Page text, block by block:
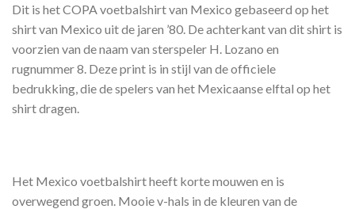
Dit is het COPA voetbalshirt van Mexico gebaseerd op het
shirt van Mexico uit de jaren ’80. De achterkant van dit shirt is
voorzien van de naam van sterspeler H. Lozano en
rugnummer 8. Deze print is in stijl van de officiele
bedrukking, die de spelers van het Mexicaanse elftal op het
shirt dragen.
Het Mexico voetbalshirt heeft korte mouwen en is
overwegend groen. Mooie v-hals in de kleuren van de